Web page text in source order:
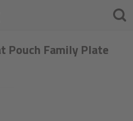
Pouch Family Plate